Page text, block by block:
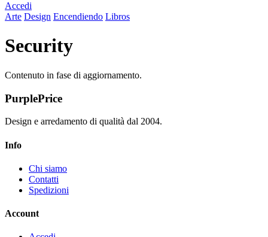
Accedi
Arte Design Encendiendo Libros
Security
Contenuto in fase di aggiornamento.
PurplePrice
Design e arredamento di qualità dal 2004.
Info
Chi siamo
Contatti
Spedizioni
Account